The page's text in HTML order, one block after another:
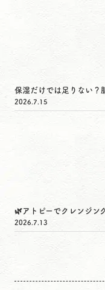
保湿だけでは足りない？
2026.7.15
🌿アトピーでクレンジン
2026.7.13